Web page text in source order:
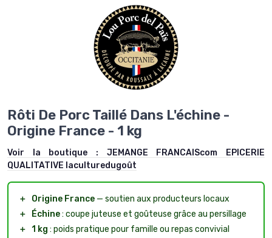
Rôti De Porc Taillé Dans L'échine -
Origine France - 1 kg
Voir la boutique : JEMANGE FRANCAIScom EPICERIE
QUALITATIVE laculturedugoût
＋ Origine France — soutien aux producteurs locaux
＋
Échine: coupe juteuse et goûteuse grâce au persillage
＋ 1 kg : poids pratique pour famille ou repas convivial